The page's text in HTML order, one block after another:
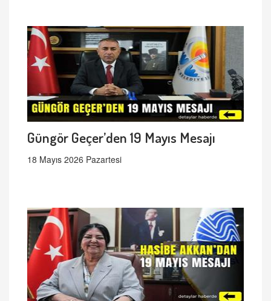
Güngör Geçer’den 19 Mayıs Mesajı
18 Mayıs 2026 Pazartesi